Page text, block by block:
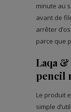
minute au
avant de
arrêter
parce que
Laqa
pencil
Le produit
simple